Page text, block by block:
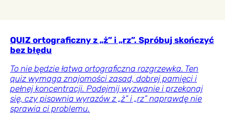
QUIZ ortograficzny z „ż” i „rz”. Spróbuj skończyć
bez błędu
To nie będzie łatwa ortograficzna rozgrzewka. Ten
quiz wymaga znajomości zasad, dobrej pamięci i
pełnej koncentracji. Podejmij wyzwanie i przekonaj
się, czy pisownia wyrazów z „ż” i „rz” naprawdę nie
sprawia ci problemu.